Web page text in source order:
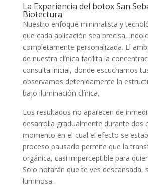
La Experiencia del botox San
Biotectura
Nuestro enfoque minimalista y
que cada aplicación sea precisa,
completamente personalizada. El
de nuestra clínica facilita la
consulta inicial, donde escuchamos
observamos detenidamente la
bajo iluminación clínica.
Los resultados no aparecen de
desarrolla gradualmente durante dos
momento en el cual el efecto se
proceso pausado permite que la
orgánica, casi imperceptible para
Solo notarán que te ves descansada,
luminosa.